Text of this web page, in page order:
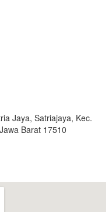
Jaya, Satriajaya, Kec.
Barat 17510